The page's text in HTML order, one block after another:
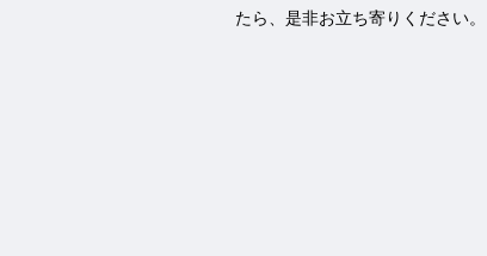
たら、是非お立ち寄りください。